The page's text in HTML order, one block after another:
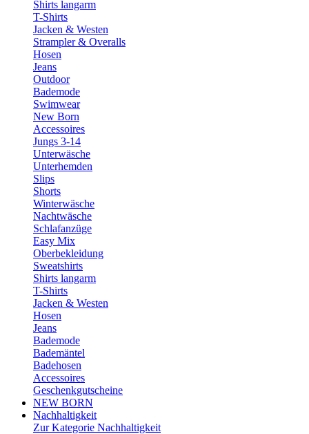
Shirts langarm
T-Shirts
Jacken & Westen
Strampler & Overalls
Hosen
Jeans
Outdoor
Bademode
Swimwear
New Born
Accessoires
Jungs 3-14
Unterwäsche
Unterhemden
Slips
Shorts
Winterwäsche
Nachtwäsche
Schlafanzüge
Easy Mix
Oberbekleidung
Sweatshirts
Shirts langarm
T-Shirts
Jacken & Westen
Hosen
Jeans
Bademode
Bademäntel
Badehosen
Accessoires
Geschenkgutscheine
NEW BORN
Nachhaltigkeit
Zur Kategorie Nachhaltigkeit